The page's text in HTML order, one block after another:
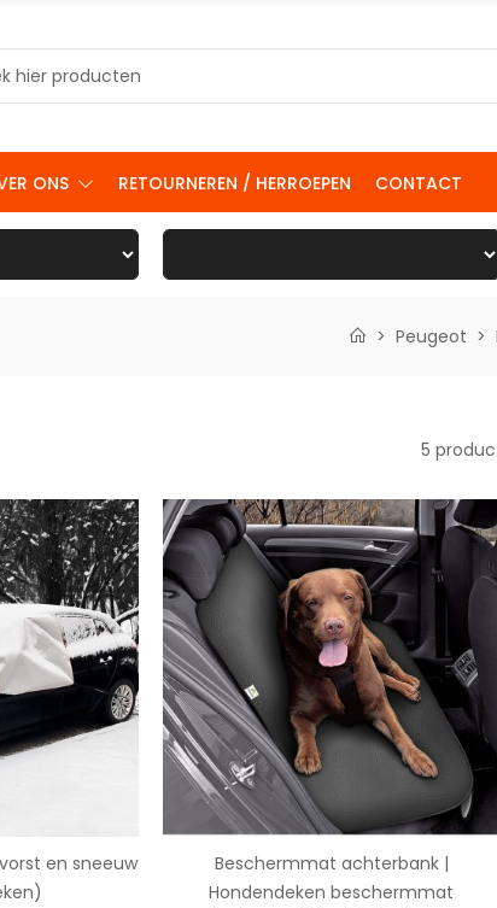
ONS RETOURNEREN / HERROEPEN CONTACT
Peugeot
5
en sneeuw
Beschermmat achterbank |
Hondendeken beschermmat